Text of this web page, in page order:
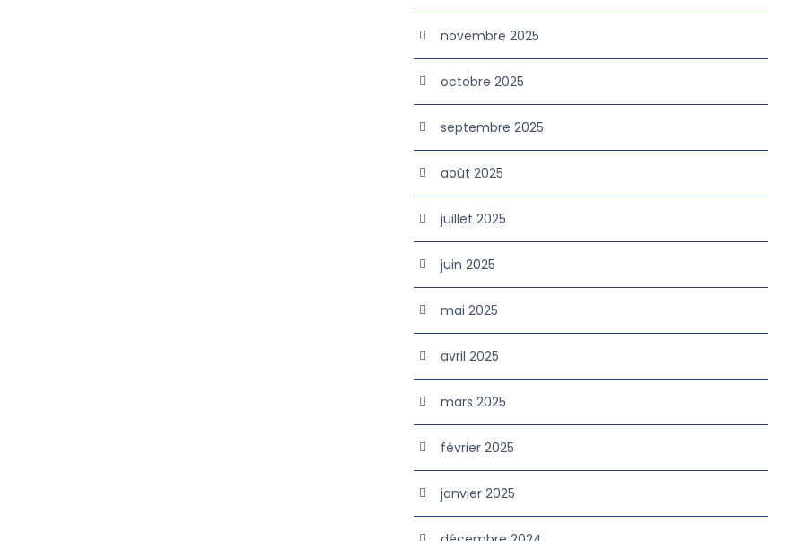
novembre 2025
octobre 2025
septembre 2025
août 2025
juillet 2025
juin 2025
mai 2025
avril 2025
mars 2025
février 2025
janvier 2025